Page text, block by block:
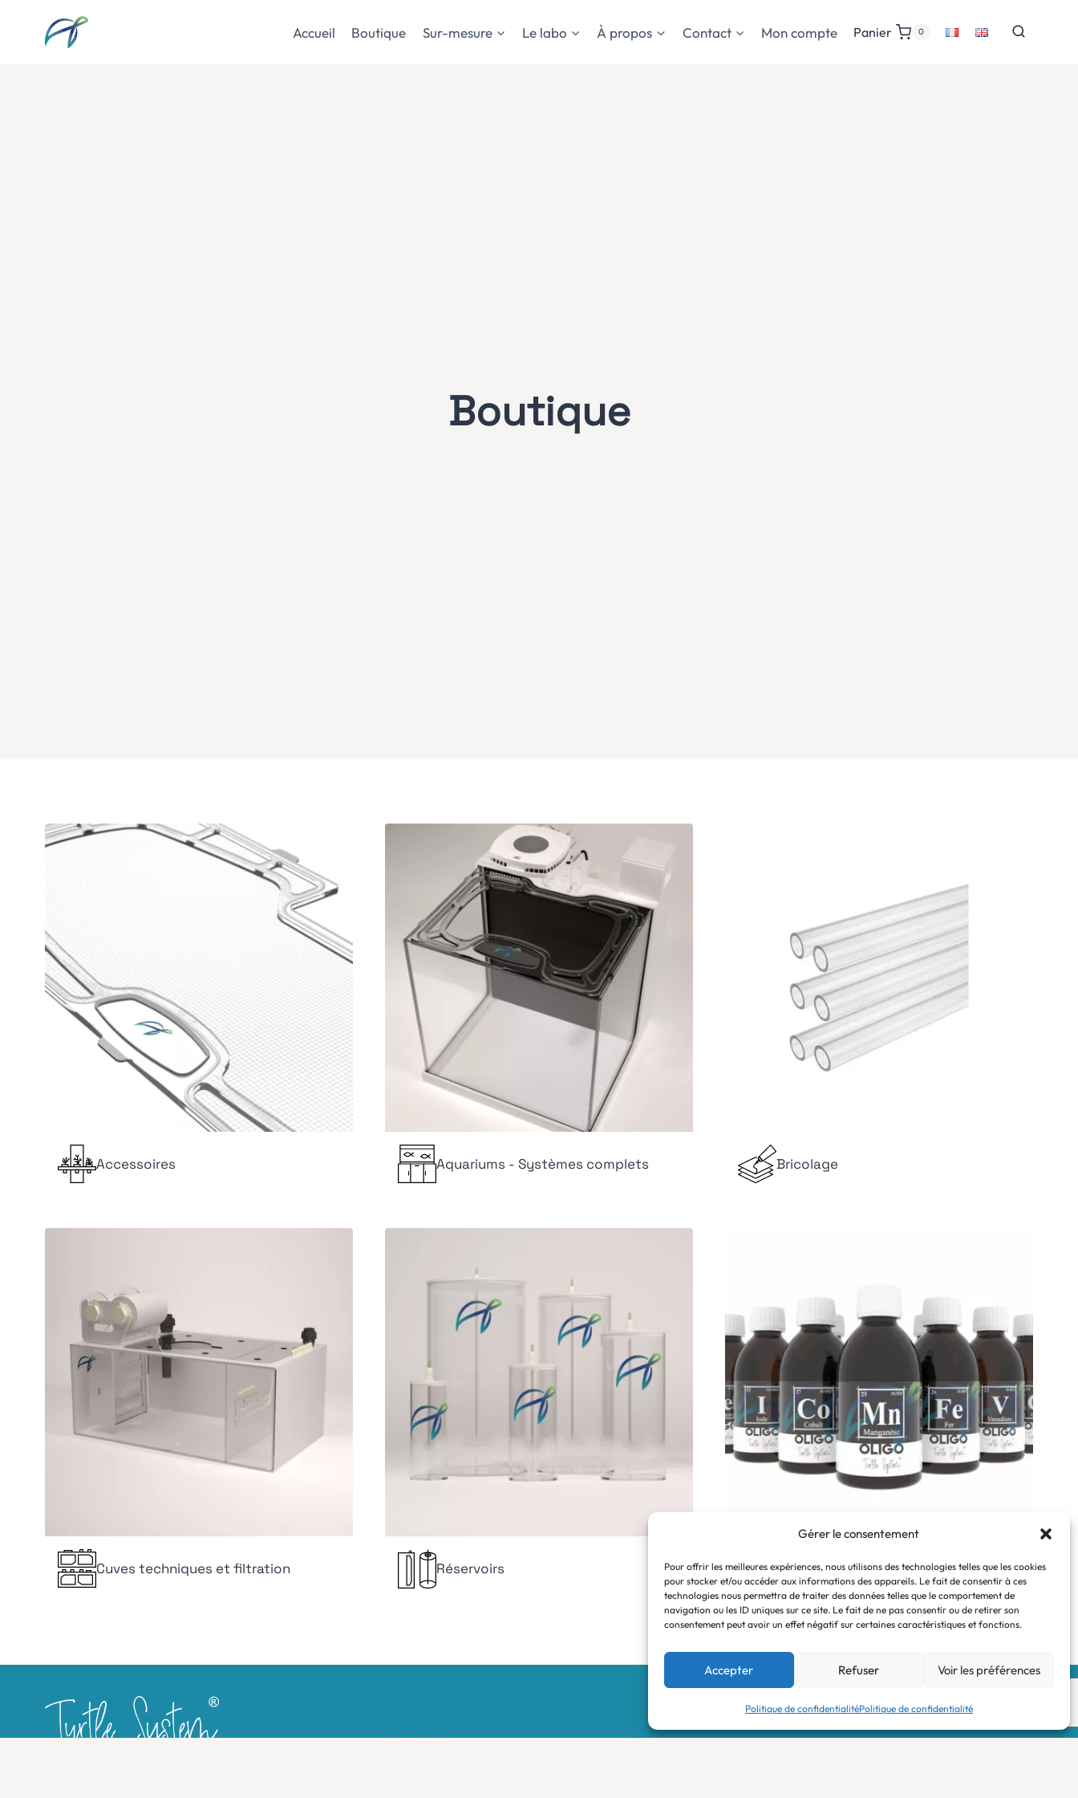
Gérer le consentement
Pour offrir les meilleures expériences, nous utilisons des technologies telles que les cookies
pour stocker et/ou accéder aux informations des appareils. Le fait de consentir à ces
technologies nous permettra de traiter des données telles que le comportement de
navigation ou les ID uniques sur ce site. Le fait de ne pas consentir ou de retirer son
consentement peut avoir un effet négatif sur certaines caractéristiques et fonctions.
Accepter Refuser Voir les préférences
Politique de confidentialitéPolitique de confidentialité
Accueil Boutique Sur-mesure Le labo À propos Contact Mon compte Panier 0
Boutique
Accessoires Aquariums - Systèmes complets Bricolage
Cuves techniques et filtration Réservoirs Suppléments
Mentions légales
Conditions générales de vente